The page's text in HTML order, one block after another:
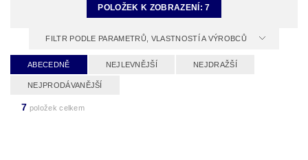
POLOŽEK K ZOBRAZENÍ:7
FILTR PODLE PARAMETRŮ, VLASTNOSTÍ A VÝROBCŮ
ABECEDNĚ NEJLEVNĚJŠÍ NEJDRAŽŠÍ
NEJPRODÁVANĚJŠÍ
7 položek celkem